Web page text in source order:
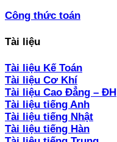
Công thức toán
Tài liệu
Tài liệu Kế Toán
Tài liệu Cơ Khí
Tài liệu Cao Đẳng – ĐH
Tài liệu tiếng Anh
Tài liệu tiếng Nhật
Tài liệu tiếng Hàn